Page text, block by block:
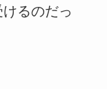
るのだっ